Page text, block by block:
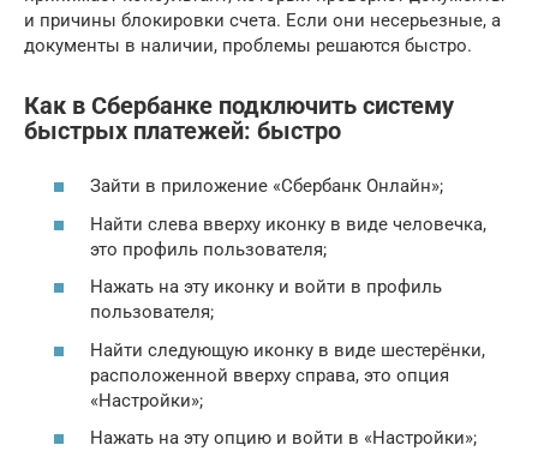
и причины блокировки счета. Если они несерьезные, а
документы в наличии, проблемы решаются быстро.
Как в Сбербанке подключить систему
быстрых платежей: быстро
Зайти в приложение «Сбербанк Онлайн»;
Найти слева вверху иконку в виде человечка,
это профиль пользователя;
Нажать на эту иконку и войти в профиль
пользователя;
Найти следующую иконку в виде шестерёнки,
расположенной вверху справа, это опция
«Настройки»;
Нажать на эту опцию и войти в «Настройки»;